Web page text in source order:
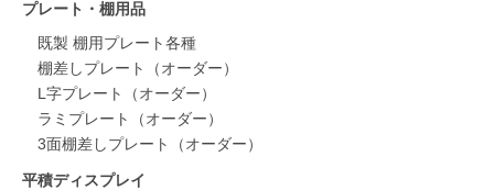
プレート・棚用品
既製 棚用プレート各種
棚差しプレート（オーダー）
L字プレート（オーダー）
ラミプレート（オーダー）
3面棚差しプレート（オーダー）
平積ディスプレイ